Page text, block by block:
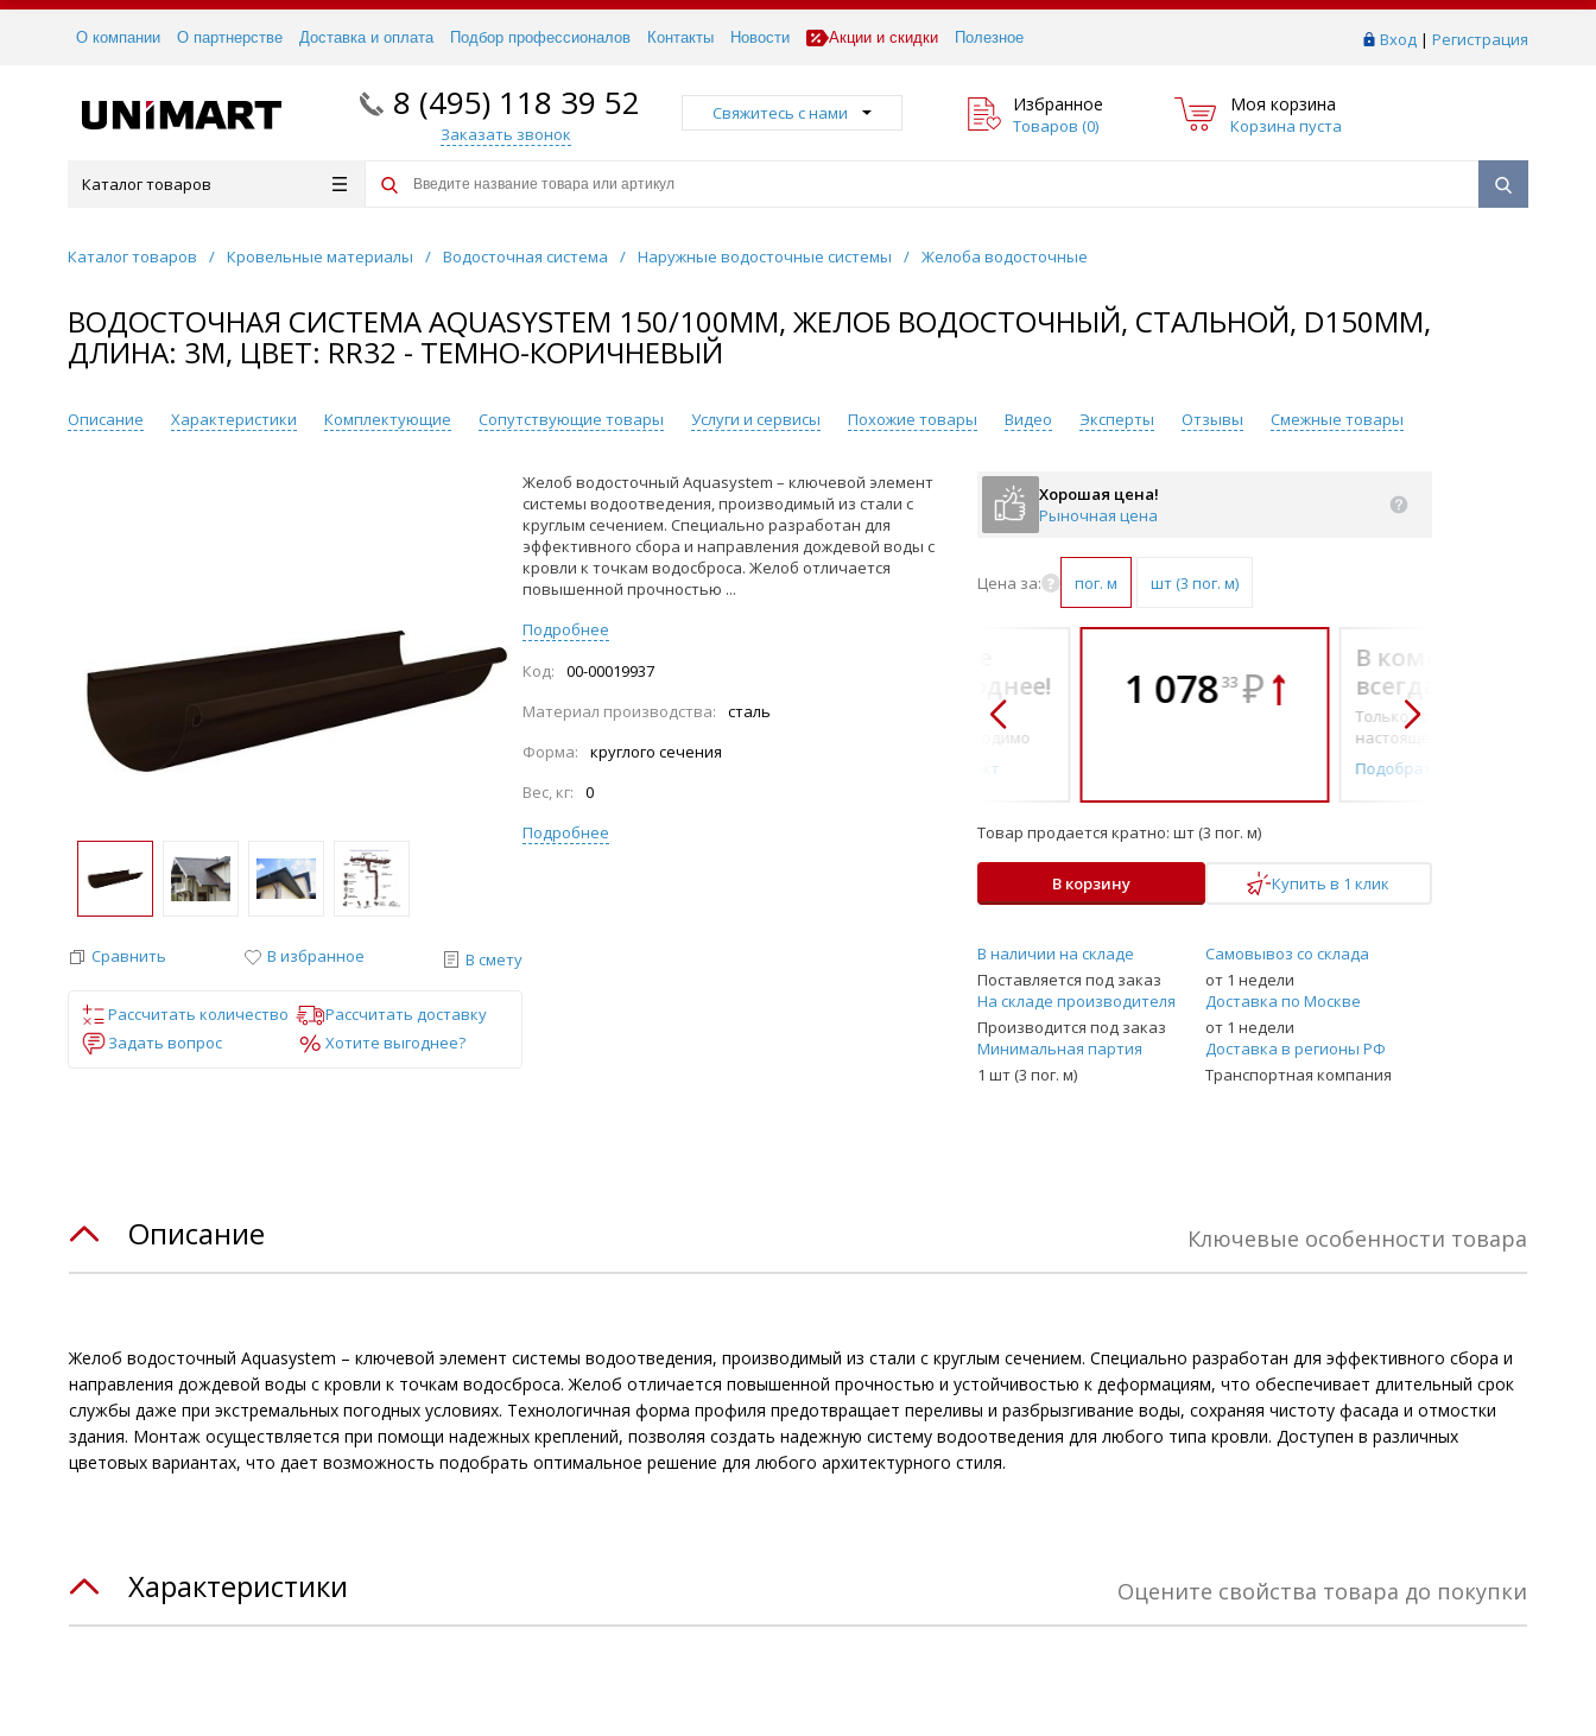
Вход | Регистрация
О компании О партнерстве Доставка и оплата Подбор профессионалов Контакты Новости Акции и скидки Полезное
8 (495) 118 39 52
Заказать звонок
Свяжитесь с нами Избранное
Товаров (0)
Моя корзина
Корзина пуста
Каталог товаров
Каталог товаров / Кровельные материалы / Водосточная система / Наружные водосточные системы / Желоба водосточные
ВОДОСТОЧНАЯ СИСТЕМА AQUASYSTEM 150/100ММ, ЖЕЛОБ ВОДОСТОЧНЫЙ, СТАЛЬНОЙ, D150ММ,
ДЛИНА: 3М, ЦВЕТ: RR32 - ТЕМНО-КОРИЧНЕВЫЙ
Описание Характеристики Комплектующие Сопутствующие товары Услуги и сервисы Похожие товары Видео Эксперты Отзывы Смежные товары
Сравнить В избранное В смету
Рассчитать количество
Рассчитать доставку
Задать вопрос
Хотите выгоднее?
Желоб водосточный Aquasystem – ключевой элемент
системы водоотведения, производимый из стали с
круглым сечением. Специально разработан для
эффективного сбора и направления дождевой воды с
кровли к точкам водосброса. Желоб отличается
повышенной прочностью ...
Подробнее
Код:
00-00019937
Материал производства:
сталь
Форма:
круглого сечения
Вес, кг:
0
Подробнее
Хорошая цена!
Рыночная цена
Цена за: пог. м шт (3 пог. м)
всегда выгоднее!
настоящему необходимо
Подобрать комплект
1 07833 ₽
В комплекте
всегда выгоднее!
Только то, что по-
настоящему необходимо
Подобрать комплект
Товар продается кратно: шт (3 пог. м)
В корзину Купить в 1 клик
В наличии на складе
Поставляется под заказ
Самовывоз со склада
от 1 недели
На складе производителя
Производится под заказ
Доставка по Москве
от 1 недели
Минимальная партия
1 шт (3 пог. м)
Доставка в регионы РФ
Транспортная компания
Ключевые особенности товара
Описание
Желоб водосточный Aquasystem – ключевой элемент системы водоотведения, производимый из стали с круглым сечением. Специально разработан для эффективного сбора и
направления дождевой воды с кровли к точкам водосброса. Желоб отличается повышенной прочностью и устойчивостью к деформациям, что обеспечивает длительный срок
службы даже при экстремальных погодных условиях. Технологичная форма профиля предотвращает переливы и разбрызгивание воды, сохраняя чистоту фасада и отмостки
здания. Монтаж осуществляется при помощи надежных креплений, позволяя создать надежную систему водоотведения для любого типа кровли. Доступен в различных
цветовых вариантах, что дает возможность подобрать оптимальное решение для любого архитектурного стиля.
Оцените свойства товара до покупки
Характеристики